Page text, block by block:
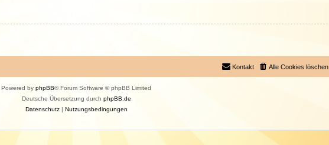
Alle Cookies löschen
Kontakt
Powered by phpBB® Forum Software © phpBB Limited
Deutsche Übersetzung durch phpBB.de
Datenschutz| Nutzungsbedingungen